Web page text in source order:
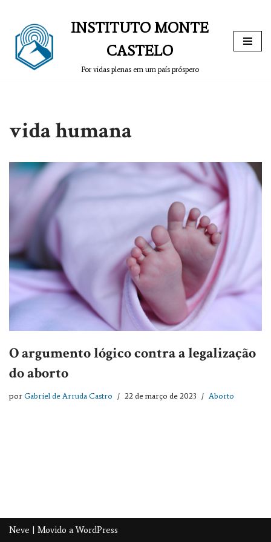
Pular
para
INSTITUTO MONTE
CASTELO
Por vidas plenas em um país próspero
vida humana
O argumento lógico contra a legalização
do aborto
porGabriel de Arruda Castro 22 de março de 2023 Aborto
Neve | Movido aWordPress